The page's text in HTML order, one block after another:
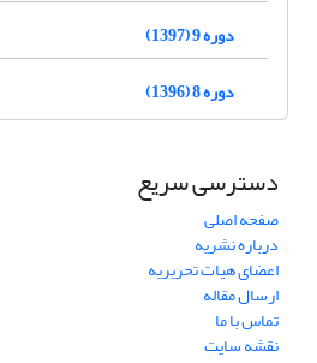
دوره 9 (1397)
دوره 8 (1396)
دسترسی سریع
صفحه اصلی
درباره نشریه
اعضای هیات تحریریه
ارسال مقاله
تماس با ما
نقشه سایت